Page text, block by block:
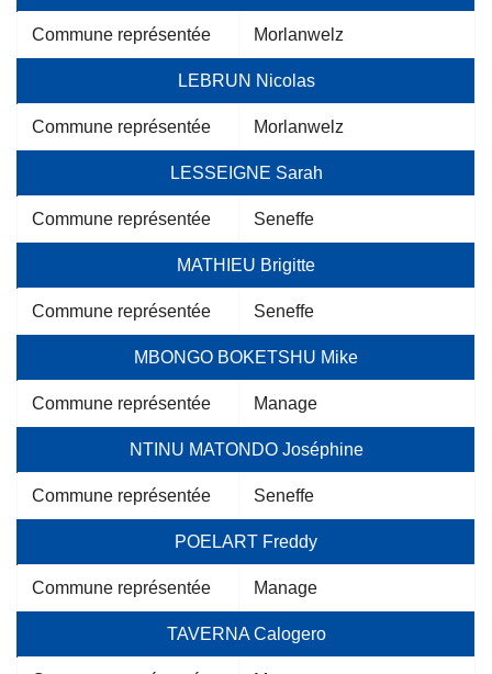
Commune représentée Morlanwelz
LEBRUN Nicolas
Commune représentée Morlanwelz
LESSEIGNE Sarah
Commune représentée Seneffe
MATHIEU Brigitte
Commune représentée Seneffe
MBONGO BOKETSHU Mike
Commune représentée Manage
NTINU MATONDO Joséphine
Commune représentée Seneffe
POELART Freddy
Commune représentée Manage
TAVERNA Calogero